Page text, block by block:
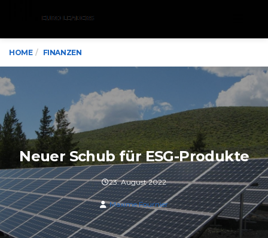
HOME FINANZEN
Neuer Schub für ESG-Produkte
23. August 2022
Maxime Fournier